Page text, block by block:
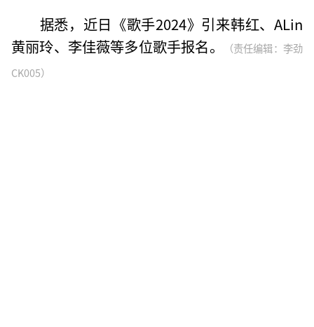
据悉，近日《歌手2024》引来韩红、ALin
黄丽玲、李佳薇等多位歌手报名。
（责任编辑：李劲
CK005）